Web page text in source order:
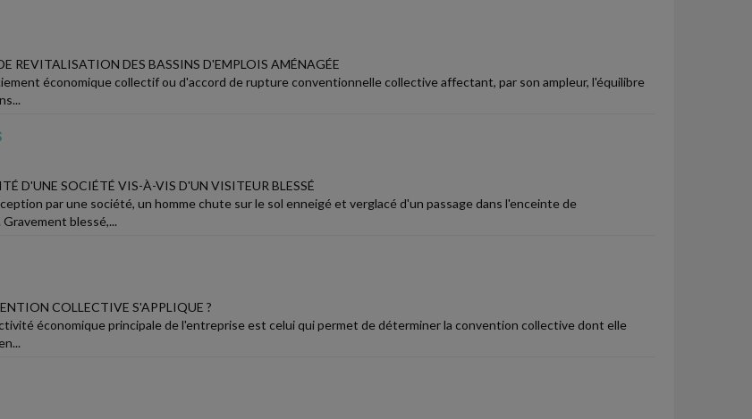
REVITALISATION DES BASSINS D'EMPLOIS AMÉNAGÉE
économique collectif ou d'accord de rupture conventionnelle collective affectant, par son ampleur, l'équilibre
D'UNE SOCIÉTÉ VIS-À-VIS D'UN VISITEUR BLESSÉ
par une société, un homme chute sur le sol enneigé et verglacé d'un passage dans l'enceinte de
blessé,...
COLLECTIVE S'APPLIQUE ?
économique principale de l'entreprise est celui qui permet de déterminer la convention collective dont elle